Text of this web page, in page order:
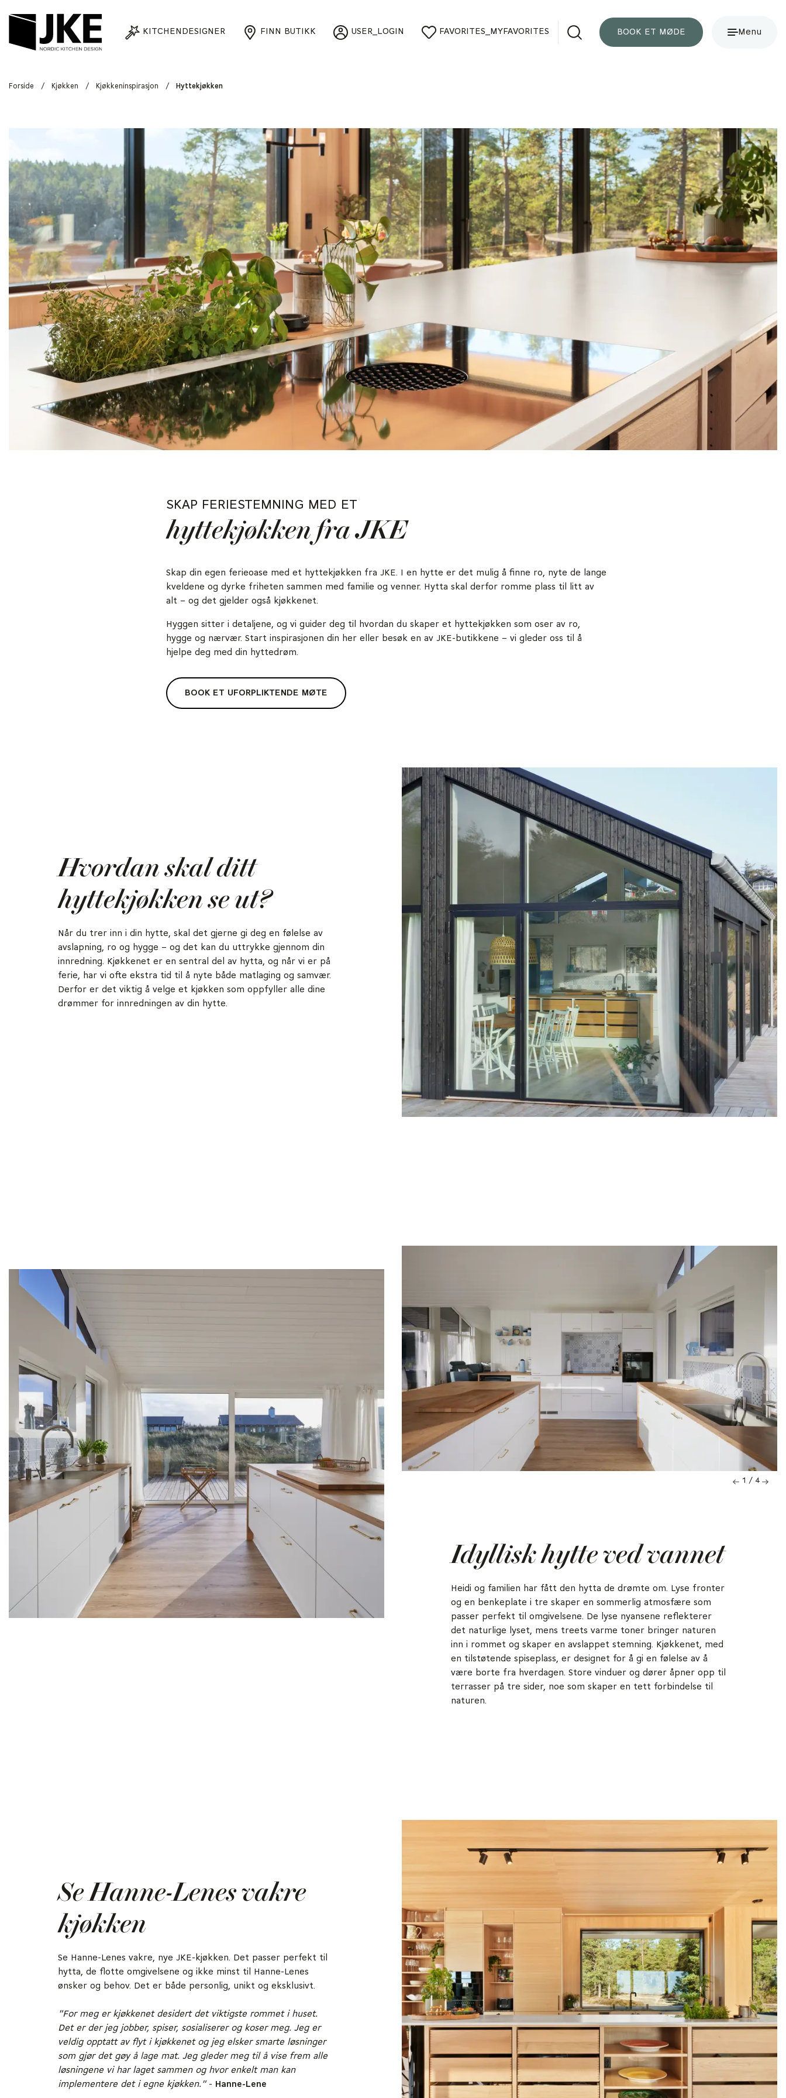
KITCHENDESIGNER FINN BUTIKK USER_LOGIN FAVORITES_MYFAVORITES BOOK ET MØDE Menu
Forside / Kjøkken / Kjøkkeninspirasjon / Hyttekjøkken
SKAP FERIESTEMNING MED ET
hyttekjøkken fra JKE
Skap din egen ferieoase med et hyttekjøkken fra JKE. I en hytte er det mulig å finne ro, nyte de lange
kveldene og dyrke friheten sammen med familie og venner. Hytta skal derfor romme plass til litt av
alt – og det gjelder også kjøkkenet.
Hyggen sitter i detaljene, og vi guider deg til hvordan du skaper et hyttekjøkken som oser av ro,
hygge og nærvær. Start inspirasjonen din her eller besøk en av JKE-butikkene – vi gleder oss til å
hjelpe deg med din hyttedrøm.
BOOK ET UFORPLIKTENDE MØTE
Hvordan skal ditt
hyttekjøkken se ut?
Når du trer inn i din hytte, skal det gjerne gi deg en følelse av
avslapning, ro og hygge – og det kan du uttrykke gjennom din
innredning. Kjøkkenet er en sentral del av hytta, og når vi er på
ferie, har vi ofte ekstra tid til å nyte både matlaging og samvær.
Derfor er det viktig å velge et kjøkken som oppfyller alle dine
drømmer for innredningen av din hytte.
1 / 4
Idyllisk hytte ved vannet
Heidi og familien har fått den hytta de drømte om. Lyse fronter
og en benkeplate i tre skaper en sommerlig atmosfære som
passer perfekt til omgivelsene. De lyse nyansene reflekterer
det naturlige lyset, mens treets varme toner bringer naturen
inn i rommet og skaper en avslappet stemning. Kjøkkenet, med
en tilstøtende spiseplass, er designet for å gi en følelse av å
være borte fra hverdagen. Store vinduer og dører åpner opp til
terrasser på tre sider, noe som skaper en tett forbindelse til
naturen.
Se Hanne-Lenes vakre
kjøkken
Se Hanne-Lenes vakre, nye JKE-kjøkken. Det passer perfekt til
hytta, de flotte omgivelsene og ikke minst til Hanne-Lenes
ønsker og behov. Det er både personlig, unikt og eksklusivt.
"For meg er kjøkkenet desidert det viktigste rommet i huset.
Det er der jeg jobber, spiser, sosialiserer og koser meg. Jeg er
veldig opptatt av flyt i kjøkkenet og jeg elsker smarte løsninger
som gjør det gøy å lage mat. Jeg gleder meg til å vise frem alle
løsningene vi har laget sammen og hvor enkelt man kan
implementere det i egne kjøkken."- Hanne-Lene